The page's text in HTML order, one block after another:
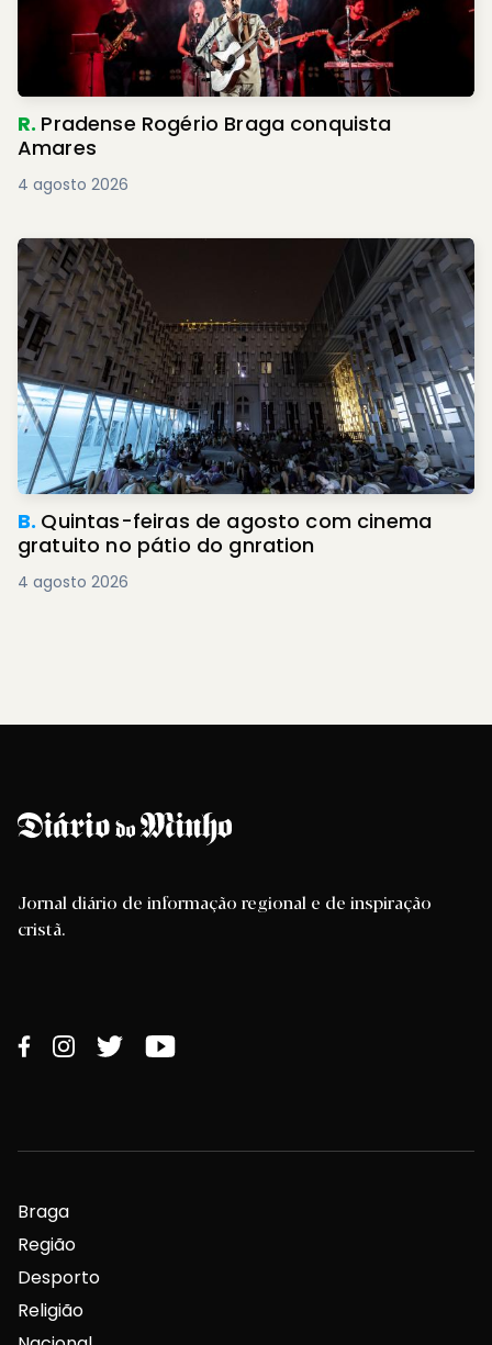
R. Pradense Rogério Braga conquista
Amares
4 agosto 2026
B. Quintas-feiras de agosto com cinema
gratuito no pátio do gnration
4 agosto 2026
Jornal diário de informação regional e de inspiração
cristã.
Braga
Região
Desporto
Religião